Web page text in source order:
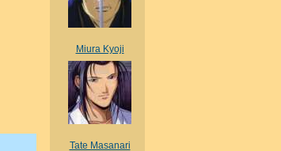
Miura Kyoji
Tate Masanari